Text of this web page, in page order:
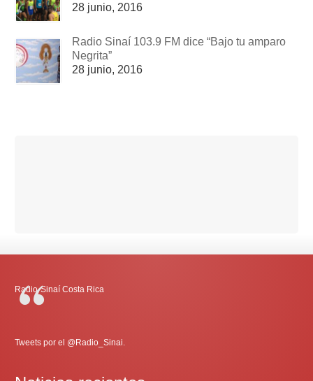
28 junio, 2016
Radio Sinaí 103.9 FM dice “Bajo tu amparo
Negrita”
28 junio, 2016
Radio-Sinaí Costa Rica
Tweets por el @Radio_Sinai.